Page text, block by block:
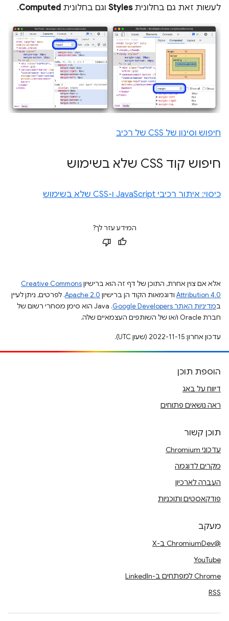
לעשות זאת גם בחלוניתStyles וגם בחלונית Computed
.
חיפוש וסינון של CSS של רכיב
חיפוש קוד CSS שלא בשימוש
כיסוי: איתור רכיבי JavaScript ו-CSS שלא בשימוש
המידע עזר לך?
אלא אם צוין אחרת, התוכן של דף זה הוא ברישיוןCreative Commons
Attribution 4.0 ודוגמאות הקוד הן ברישיון Apache 2.0. לפרטים, ניתן לעיין
במדיניות האתר Google Developers‏
.‏ Java הוא סימן מסחרי רשום של
חברת Oracle ו/או של השותפים העצמאיים שלה.
עדכון אחרון: 2022-11-15 (שעון UTC).
הוספת תוכן
דיווח על באג
ראה נושאים פתוחים
תוכן קשור
עדכוני Chromium
מקרים לדוגמה
העברה לארכיון
פודקאסטים ותוכניות
מעקב
@ChromiumDev ב-X
YouTube
Chrome למפתחים ב-LinkedIn
RSS